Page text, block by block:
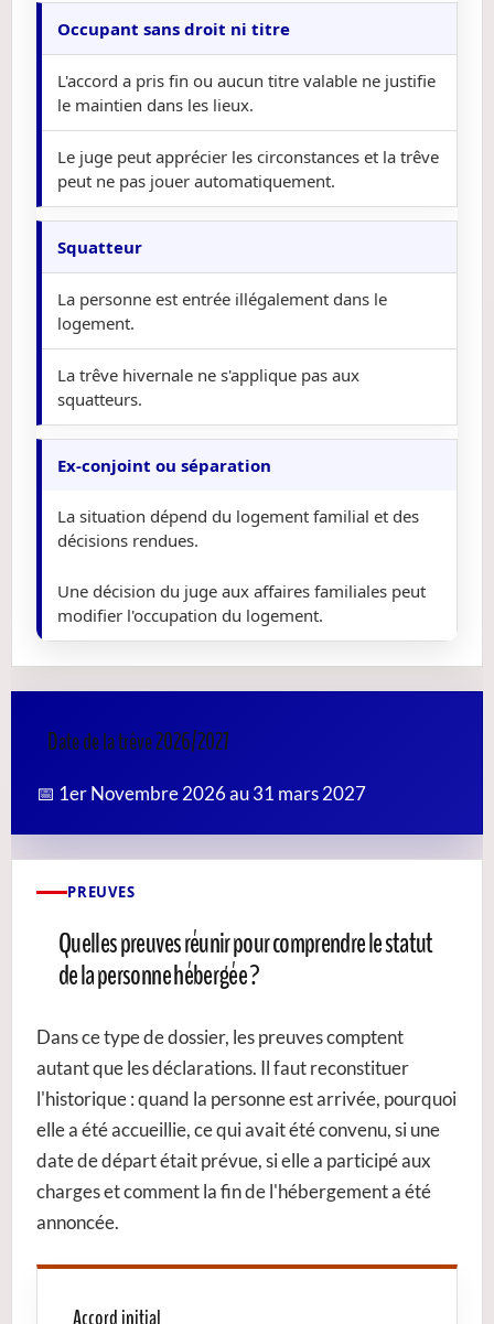
Occupant sans droit ni titre
L'accord a pris fin ou aucun titre valable ne justifie
le maintien dans les lieux.
Le juge peut apprécier les circonstances et la trêve
peut ne pas jouer automatiquement.
Squatteur
La personne est entrée illégalement dans le
logement.
La trêve hivernale ne s'applique pas aux
squatteurs.
Ex-conjoint ou séparation
La situation dépend du logement familial et des
décisions rendues.
Une décision du juge aux affaires familiales peut
modifier l'occupation du logement.
Date de la trêve 2026/2027
📅 1er Novembre 2026 au 31 mars 2027
PREUVES
Quelles preuves réunir pour comprendre le statut
de la personne hébergée ?
Dans ce type de dossier, les preuves comptent
autant que les déclarations. Il faut reconstituer
l'historique : quand la personne est arrivée, pourquoi
elle a été accueillie, ce qui avait été convenu, si une
date de départ était prévue, si elle a participé aux
charges et comment la fin de l'hébergement a été
annoncée.